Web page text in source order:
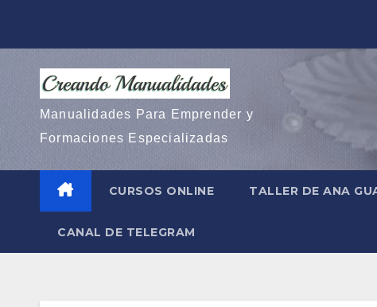
Manualidades Para Emprender y
Formaciones Especializadas
CURSOS ONLINE TALLER DE ANA
CANAL DE TELEGRAM